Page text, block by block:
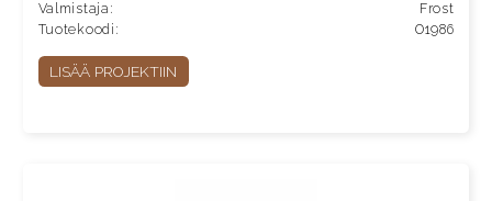
Valmistaja:
Frost
Tuotekoodi:
O1986
LISÄÄ PROJEKTIIN